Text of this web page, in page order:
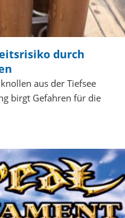
durch
aus der Tiefsee
birgt Gefahren für die